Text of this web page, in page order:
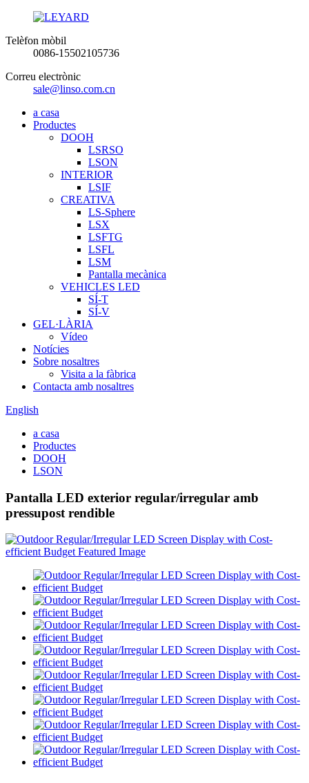
Telèfon mòbil
0086-15502105736
Correu electrònic
sale@linso.com.cn
a casa
Productes
DOOH
LSRSO
LSON
INTERIOR
LSIF
CREATIVA
LS-Sphere
LSX
LSFTG
LSFL
LSM
Pantalla mecànica
VEHICLES LED
SÍ-T
SÍ-V
GEL·LÀRIA
Vídeo
Notícies
Sobre nosaltres
Visita a la fàbrica
Contacta amb nosaltres
English
a casa
Productes
DOOH
LSON
Pantalla LED exterior regular/irregular amb
pressupost rendible